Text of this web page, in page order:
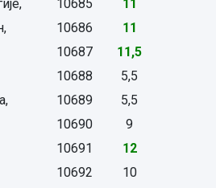
10685
11
10686
11
10687
11,5
10688
5,5
10689
5,5
10690
9
10691
12
10692
10